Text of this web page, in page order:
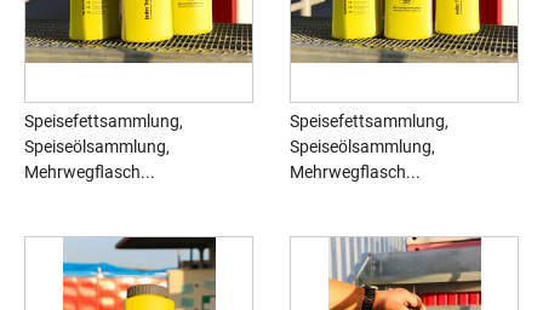
Speisefettsammlung,
Speiseölsammlung,
Mehrwegflasch...
Speisefettsammlung,
Speiseölsammlung,
Mehrwegflasch...